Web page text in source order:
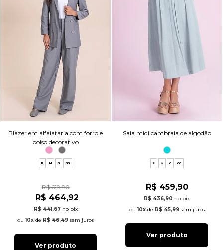
Blazer em alfaiataria com forro e
bolso decorativo
P M G GG
R$ 619,90
R$ 464,92
R$ 441,67 no pix
10x de R$ 46,49 sem juros
Ver produto
Saia midi cambraia de algodão
P M G GG
R$ 459,90
R$ 436,90 no pix
10xde R$ 45,99sem juros
Ver produto